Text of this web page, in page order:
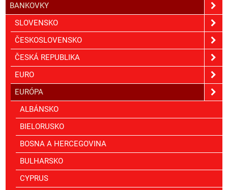
BANKOVKY
SLOVENSKO
ČESKOSLOVENSKO
ČESKÁ REPUBLIKA
EURO
EURÓPA
ALBÁNSKO
BIELORUSKO
BOSNA A HERCEGOVINA
BULHARSKO
CYPRUS